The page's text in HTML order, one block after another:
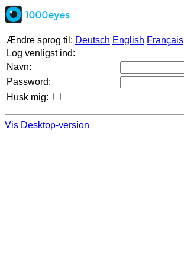
Ændre sprog til: Deutsch English Français
Log venligst ind:
Navn:
Password:
Husk mig:
Vis Desktop-version